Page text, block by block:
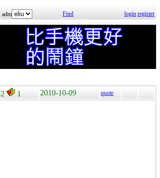
adm Find login register
2 1 2010-10-09 quote